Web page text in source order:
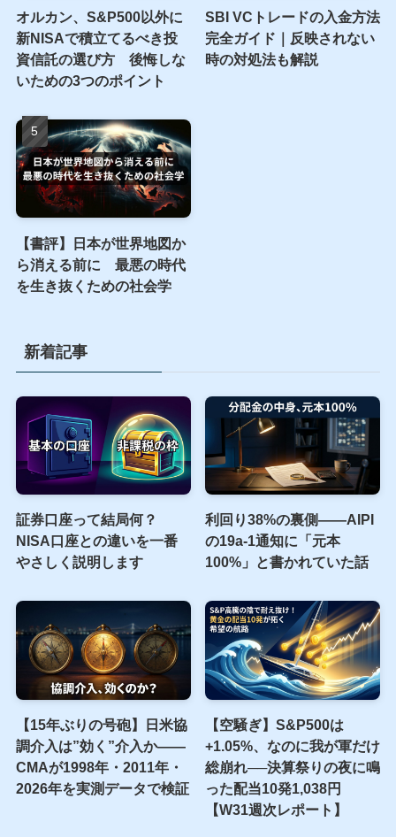
オルカン、S&P500以外に
新NISAで積立てるべき投
資信託の選び方 後悔しな
いための3つのポイント
SBI VCトレードの入金方法
完全ガイド｜反映されない
時の対処法も解説
【書評】日本が世界地図か
ら消える前に 最悪の時代
を生き抜くための社会学
新着記事
証券口座って結局何？
NISA口座との違いを一番
やさしく説明します
利回り38%の裏側――AIPI
の19a-1通知に「元本
100%」と書かれていた話
【15年ぶりの号砲】日米協
調介入は”効く”介入か——
CMAが1998年・2011年・
2026年を実測データで検証
【空騒ぎ】S&P500は
+1.05%、なのに我が軍だけ
総崩れ──決算祭りの夜に鳴
った配当10発1,038円
【W31週次レポート】